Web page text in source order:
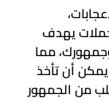
يهدف
مما
أن تأخذ
من الجمهور